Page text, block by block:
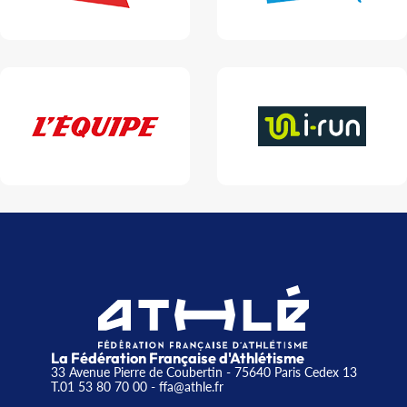
La Fédération Française d'Athlétisme
33 Avenue Pierre de Coubertin - 75640 Paris Cedex 13
T.01 53 80 70 00- ffa@athle.fr